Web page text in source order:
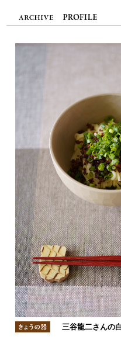
三谷龍二さんの